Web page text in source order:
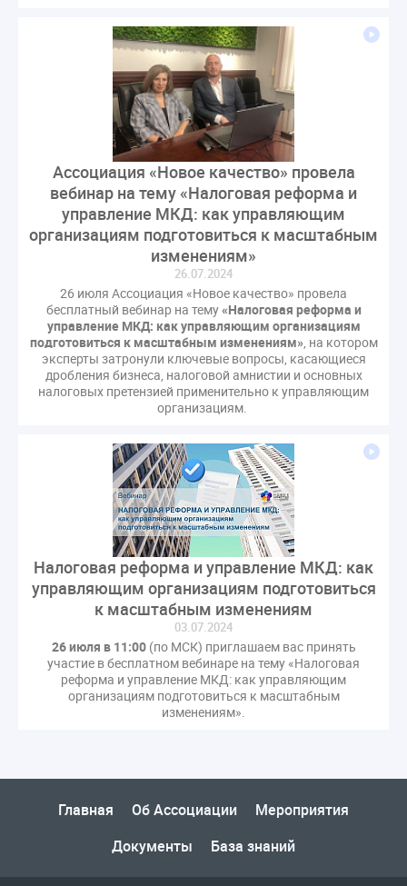
операторы связи
проверки
управляющая компания
Интервью
УК
газовое оборудование
государственная дума
обращение
общее имущество
проверки ЖКХ
саморегулирование
управляющие организации
Альберт Короленко
Госуслуги
ЖК РФ КоАП РФ
Почта России
Стандарты и качество
встреча
мероприятия
налоговая реформа
общее собрание собственников
ответственность
пени по жку
перерасчет платы
тарифы
теплоснабжение
штраф
ВОК
Всероссийское совещание
ГД
Госсовет
ЕИРЦ
Жилищная инспекция
Закон Хинштейна
Зарубежный опыт
Исследования
Казань
НДС
Общественная палата
Рабочая группа
Регулирование Персональные данные ЕГРН
СРО регулирование ГЖИ лицензирование надзор
Совет Федерации
Сотрудничество
вебинар
выставка ЖКХ
законопроект
запрет на уступку
запрос
инициатива
информационная система ЖКХ
контроль
круглый стол
мораторий
обсуждение
оплата услуг
отчетность УК
персональные данные
реформирование ЖКХ
1 сентября
2035 ВЦИОМ
Владимир Путин
ГУО
Геллер
Законопроект теплоснабжение ответственность
Законотворчество
Заседание
ИПУ
Ассоциация «Новое качество» провела
вебинар на тему «Налоговая реформа и
управление МКД: как управляющим
организациям подготовиться к масштабным
изменениям»
26.07.2024
26 июля Ассоциация «Новое качество» провела
бесплатный вебинар на тему«Налоговая реформа и
управление МКД: как управляющим организациям
подготовиться к масштабным изменениям», на котором
эксперты затронули ключевые вопросы, касающиеся
дробления бизнеса, налоговой амнистии и основных
налоговых претензией применительно к управляющим
организациям.
Налоговая реформа и управление МКД: как
управляющим организациям подготовиться
к масштабным изменениям
03.07.2024
26 июля в 11:00(по МСК) приглашаем вас принять
участие в бесплатном вебинаре на тему «Налоговая
реформа и управление МКД: как управляющим
организациям подготовиться к масштабным
изменениям».
Главная Об Ассоциации
Мероприятия
Документы
База знаний